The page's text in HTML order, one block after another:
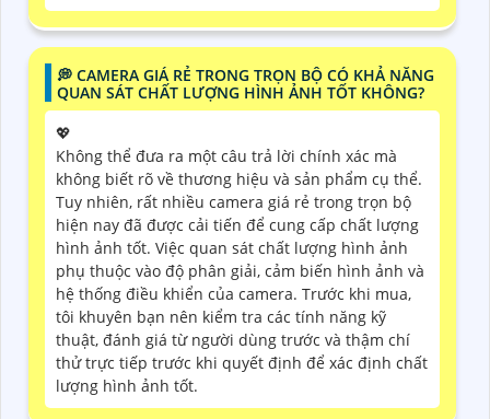
️💭 CAMERA GIÁ RẺ TRONG TRỌN BỘ CÓ KHẢ NĂNG
QUAN SÁT CHẤT LƯỢNG HÌNH ẢNH TỐT KHÔNG?
💖
Không thể đưa ra một câu trả lời chính xác mà
không biết rõ về thương hiệu và sản phẩm cụ thể.
Tuy nhiên, rất nhiều camera giá rẻ trong trọn bộ
hiện nay đã được cải tiến để cung cấp chất lượng
hình ảnh tốt. Việc quan sát chất lượng hình ảnh
phụ thuộc vào độ phân giải, cảm biến hình ảnh và
hệ thống điều khiển của camera. Trước khi mua,
tôi khuyên bạn nên kiểm tra các tính năng kỹ
thuật, đánh giá từ người dùng trước và thậm chí
thử trực tiếp trước khi quyết định để xác định chất
lượng hình ảnh tốt.